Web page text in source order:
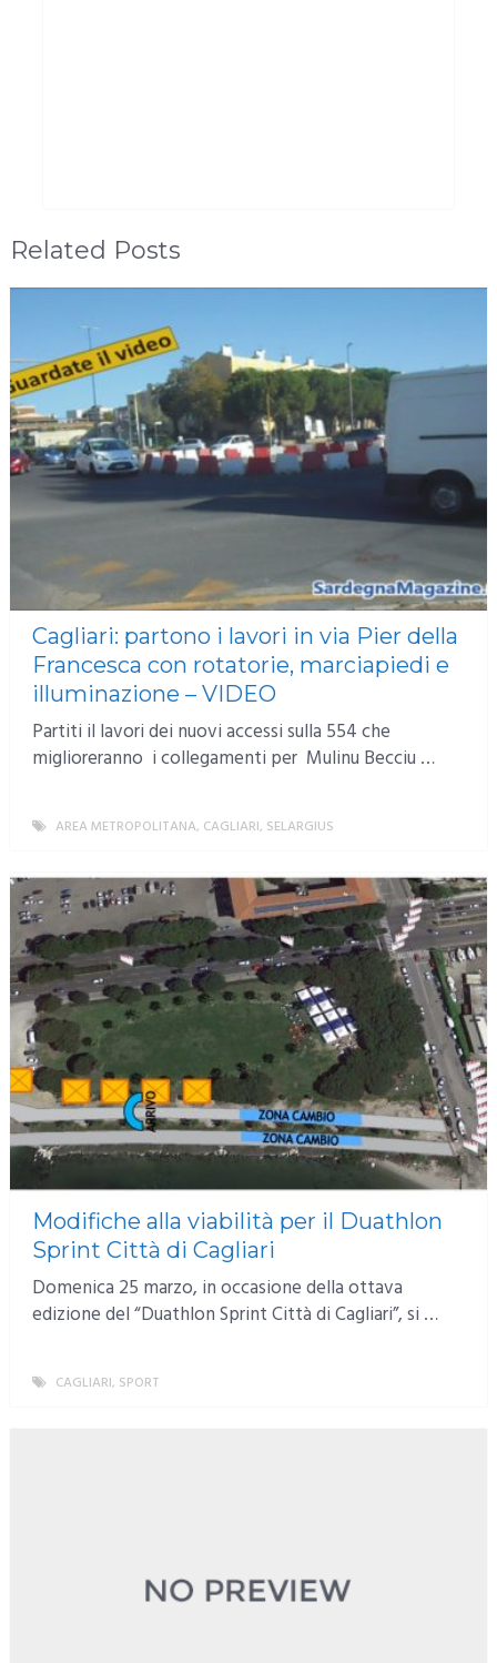
Related Posts
Cagliari: partono i lavori in via Pier della
Francesca con rotatorie, marciapiedi e
illuminazione – VIDEO
Partiti il lavori dei nuovi accessi sulla 554 che
miglioreranno i collegamenti per Mulinu Becciu …
AREA METROPOLITANA, CAGLIARI, SELARGIUS
Modifiche alla viabilità per il Duathlon
Sprint Città di Cagliari
Domenica 25 marzo, in occasione della ottava
edizione del “Duathlon Sprint Città di Cagliari”, si …
CAGLIARI, SPORT